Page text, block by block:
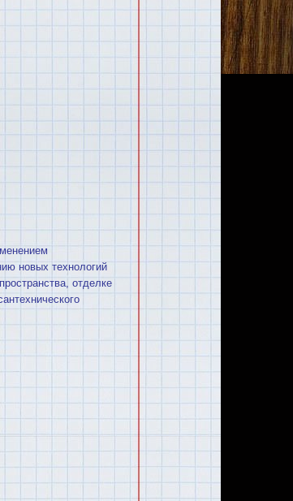
новых технологий
отделке